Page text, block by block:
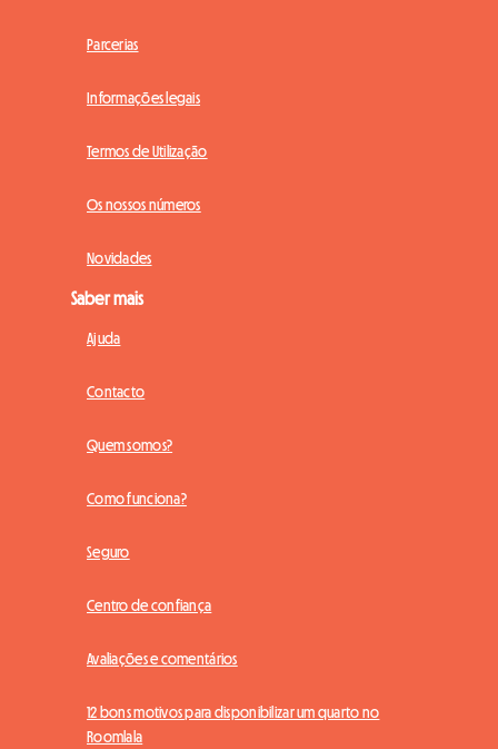
Parcerias
Informações legais
Termos de Utilização
Os nossos números
Novidades
Saber mais
Ajuda
Contacto
Quem somos?
Como funciona?
Seguro
Centro de confiança
Avaliações e comentários
12 bons motivos para disponibilizar um quarto no
Roomlala